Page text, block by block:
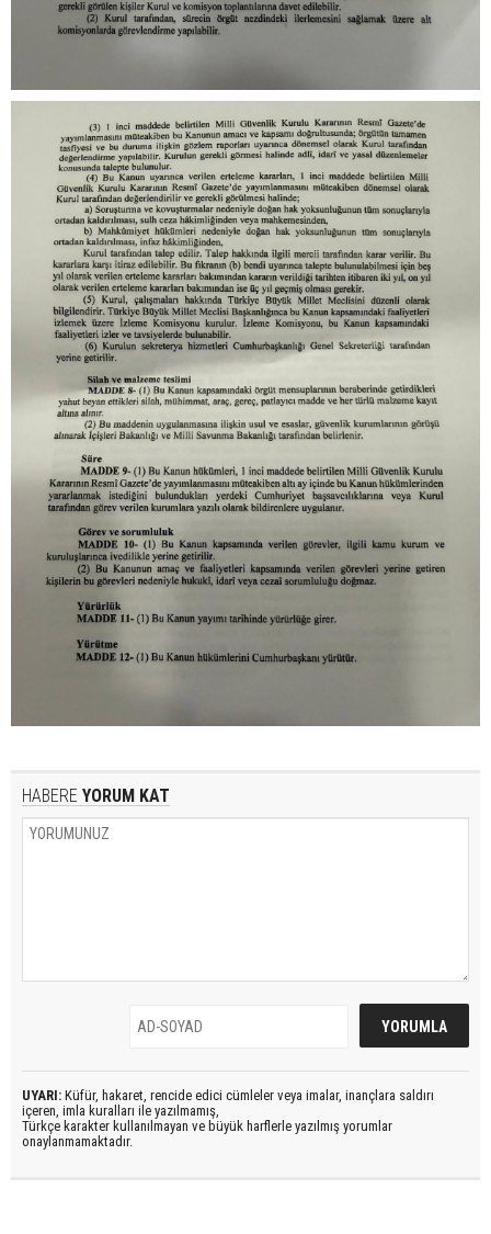
HABERE YORUM KAT
UYARI: Küfür, hakaret, rencide edici cümleler veya imalar, inançlara saldırı
içeren, imla kuralları ile yazılmamış,
Türkçe karakter kullanılmayan ve büyük harflerle yazılmış yorumlar
onaylanmamaktadır.